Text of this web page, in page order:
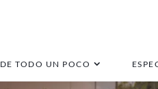
DE TODO UN POCO